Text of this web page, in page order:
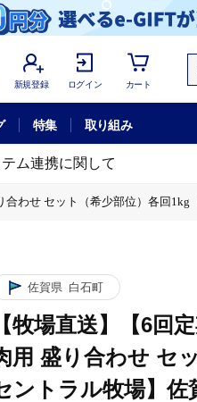
新規登録 ログイン カート
特集 取り組み
ム連携に関して
合わせ セット（希少部位）各回
佐賀県 白石町
【牧場直送】【6回
用 盛り合わせ セ
ントラル牧場】佐